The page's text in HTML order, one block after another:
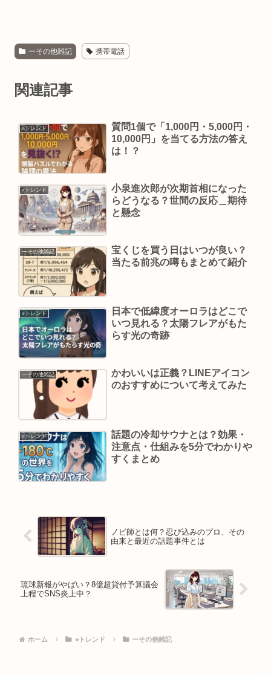
ーその他雑記 携帯電話
関連記事
⭐︎トレンド
質問1個で「1,000円・5,000円・
10,000円」を当てる方法の答え
は！？
⭐︎トレンド
小泉進次郎が次期首相になった
らどうなる？世間の反応＿期待
と懸念
ーその他雑記
宝くじを買う日はいつが良い？
当たる前兆の噂もまとめて紹介
⭐︎トレンド
日本で低緯度オーロラはどこで
いつ見れる？太陽フレアがもた
らす光の奇跡
ーその他雑記
かわいいは正義？LINEアイコン
のおすすめについて考えてみた
⭐︎トレンド
話題の冷却サウナとは？効果・
注意点・仕組みを5分でわかりや
すくまとめ
ノビ師とは何？忍び込みのプロ、その
由来と最近の話題事件とは
琉球新報がやばい？8億超貸付予算議会
上程でSNS炎上中？
ホーム ⭐︎トレンド ーその他雑記